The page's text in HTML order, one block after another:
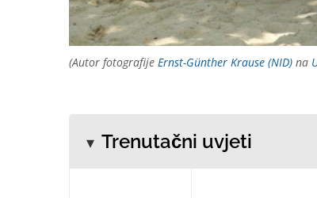
(Autor fotografije Ernst-Günther Krause (NID) na
Trenutačni uvjeti